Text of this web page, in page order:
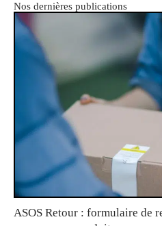
Nos dernières publications
ASOS Retour : formulaire de